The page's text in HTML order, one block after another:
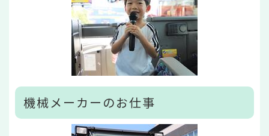
機械メーカーのお仕事